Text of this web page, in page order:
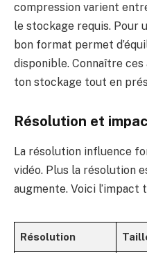
compression varient
le stockage requis. Pour
bon format permet
disponible. Connaître
ton stockage tout en
Résolution et
La résolution influence
vidéo. Plus la résolution
augmente. Voici l’impact
Résolution